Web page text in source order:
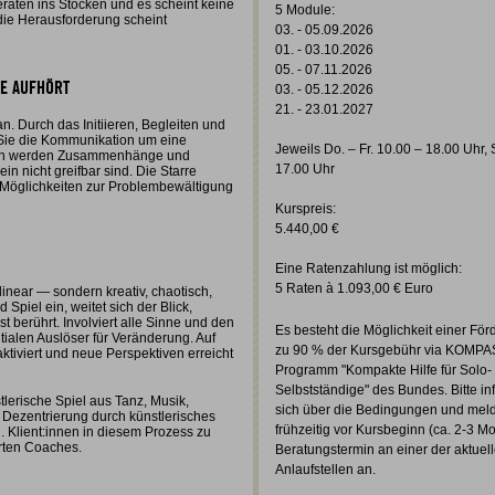
ins Stocken und es scheint keine
Herausforderung scheint
AUFHÖRT
Durch das Initiieren, Begleiten und
die Kommunikation um eine
werden Zusammenhänge und
nicht greifbar sind. Die Starre
zur Problembewältigung
— sondern kreativ, chaotisch,
Spiel ein, weitet sich der Blick,
berührt. Involviert alle Sinne und den
Auslöser für Veränderung. Auf
und neue Perspektiven erreicht
Spiel aus Tanz, Musik,
durch künstlerisches
Klient:innen in diesem Prozess zu
Coaches.
5 Module:
03. - 05.09.2026
01. - 03.10.2026
05. - 07.11.2026
03. - 05.12.2026
21. - 23.01.2027
Jeweils Do. – Fr. 10.00 – 18.00 Uhr,
17.00 Uhr
Kurspreis:
5.440,00 €
Eine Ratenzahlung ist möglich:
5 Raten à 1.093,00 € Euro
Es besteht die Möglichkeit einer
zu 90 % der Kursgebühr via
Programm "Kompakte Hilfe für Solo-
Selbstständige" des Bundes. Bitte
sich über die Bedingungen und
frühzeitig vor Kursbeginn (ca. 2-3
Beratungstermin an einer der
Anlaufstellen an.